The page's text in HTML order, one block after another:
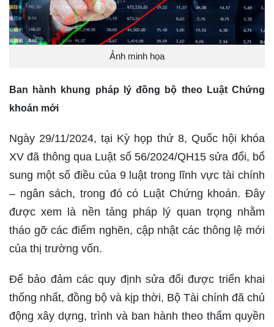
Ảnh minh họa
Ban hành khung pháp lý đồng bộ theo Luật Chứng
khoán mới
Ngày 29/11/2024, tại Kỳ họp thứ 8, Quốc hội khóa
XV đã thông qua Luật số 56/2024/QH15 sửa đổi, bổ
sung một số điều của 9 luật trong lĩnh vực tài chính
– ngân sách, trong đó có Luật Chứng khoán. Đây
được xem là nền tảng pháp lý quan trọng nhằm
tháo gỡ các điểm nghẽn, cập nhật các thông lệ mới
của thị trường vốn.
Để bảo đảm các quy định sửa đổi được triển khai
thống nhất, đồng bộ và kịp thời, Bộ Tài chính đã chủ
động xây dựng, trình và ban hành theo thẩm quyền